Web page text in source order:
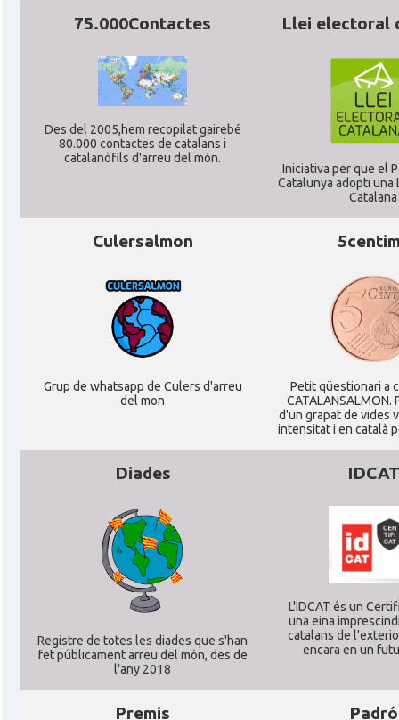
Casal Català de Frankfurt
Casal Català de Stuttgart, Stuttcat
Catalanets E.V.
Centre Català de Munic
Casal Centre Cultural Català de Colònia
Katalanischer Salon, e. V.
Oficina Exterior de Catalunya a
Delegació del Govern a Alemanya
Consolat general a Dusseldorf
Consolat Consolat general a Frankfurt am
Consolat general a Hamburg
Consolat Consolat general a Munich
Consolat Consolat general a Stuttgart
75.000Contactes
Des del 2005,hem recopilat gairebé
80.000 contactes de catalans i
catalanòfils d'arreu del món.
Llei electoral
Iniciativa per que el
Catalunya adopti una
Catalana
Culersalmon
Grup de whatsapp de Culers d'arreu
del mon
Petit qüestionari a
CATALANSALMON.
d'un grapat de vides
intensitat i en català
Diades
Registre de totes les diades que s'han
fet públicament arreu del món, des de
l'any 2018
IDCAT
L'IDCAT és un
una eina
catalans de
encara en un
Premis Padró